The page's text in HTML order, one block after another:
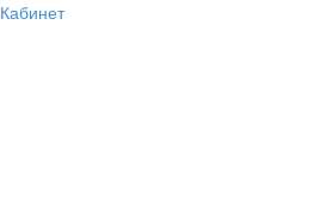
Кабинет